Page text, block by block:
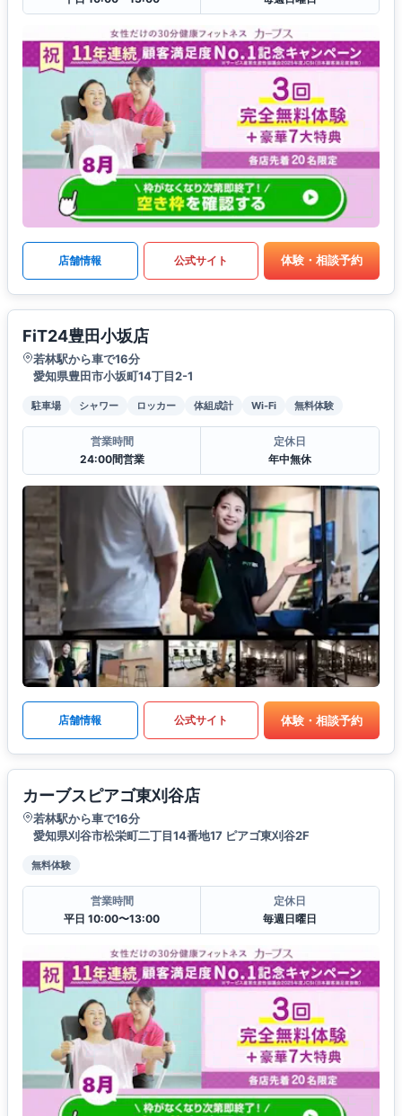
店舗情報 公式サイト 体験・相談予約
FiT24豊田小坂店
若林駅から車で16分
愛知県豊田市小坂町14丁目2-1
駐車場 シャワー ロッカー 体組成計 Wi-Fi 無料体験
営業時間
24:00間営業
定休日
年中無休
店舗情報 公式サイト 体験・相談予約
カーブスピアゴ東刈谷店
若林駅から車で16分
愛知県刈谷市松栄町二丁目14番地17 ピアゴ東刈谷2F
無料体験
営業時間
平日 10:00〜13:00
定休日
毎週日曜日